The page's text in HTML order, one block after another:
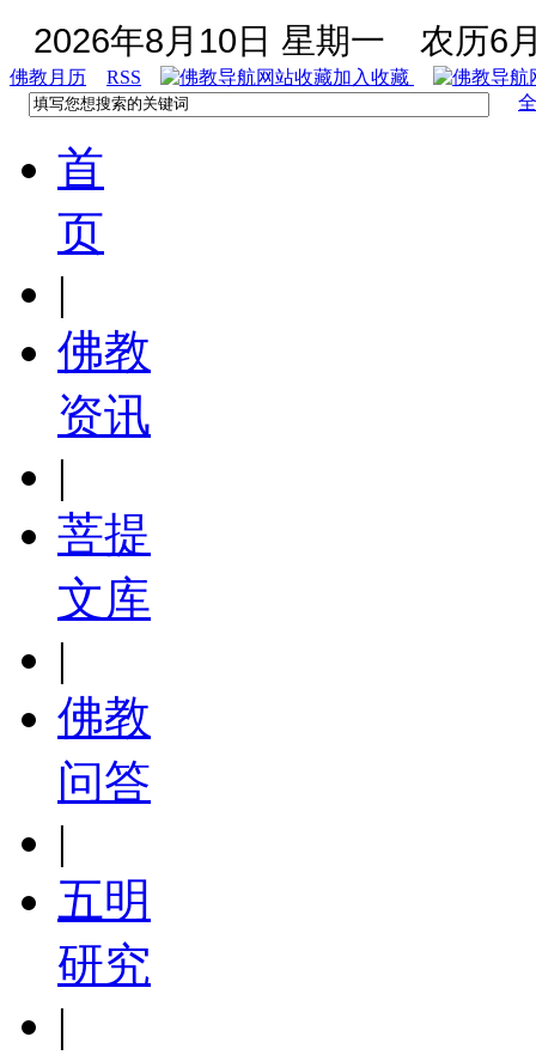
2026年8月10日 星期一 农历6
佛教月历 RSS
加入收藏
首
页
|
佛教
资讯
|
菩提
文库
|
佛教
问答
|
五明
研究
|